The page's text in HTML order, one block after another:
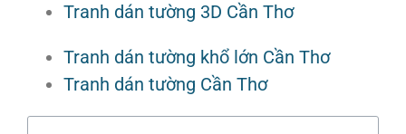
Tranh dán tường 3D Cần Thơ
Tranh dán tường khổ lớn Cần Thơ
Tranh dán tường Cần Thơ